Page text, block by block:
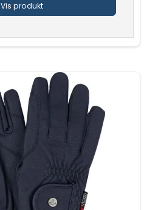
Vis produkt